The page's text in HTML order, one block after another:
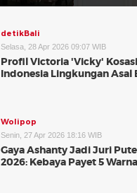
detikBali
Selasa, 28 Apr 2026 09:07 WIB
Profil Victoria 'Vicky'
Indonesia Lingkungan Asal
Wolipop
Senin, 27 Apr 2026 18:16 WIB
Gaya Ashanty Jadi Juri
2026: Kebaya Payet 5